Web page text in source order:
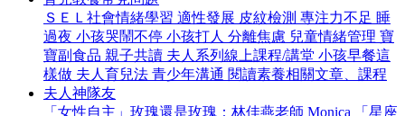
ＳＥＬ社會情緒學習 適性發展 皮紋檢測 專注力不足 睡
過夜 小孩哭鬧不停 小孩打人 分離焦慮 兒童情緒管理 寶
寶副食品 親子共讀 夫人系列線上課程/講堂 小孩早餐這
樣做 夫人育兒法 青少年溝通 閱讀素養相關文章、課程
夫人神隊友
「女性自主」玫瑰還是玫瑰：林佳燕老師 Monica
「星座